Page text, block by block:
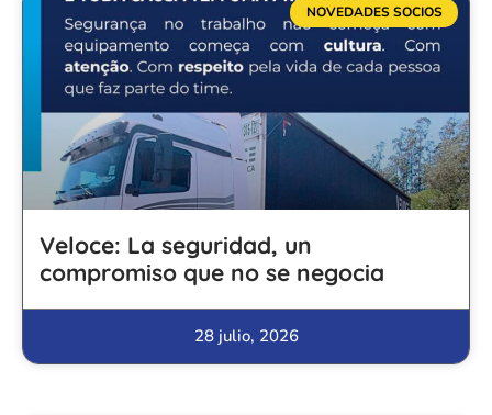
NOVEDADES SOCIOS
Veloce: La seguridad, un
compromiso que no se negocia
28 julio, 2026